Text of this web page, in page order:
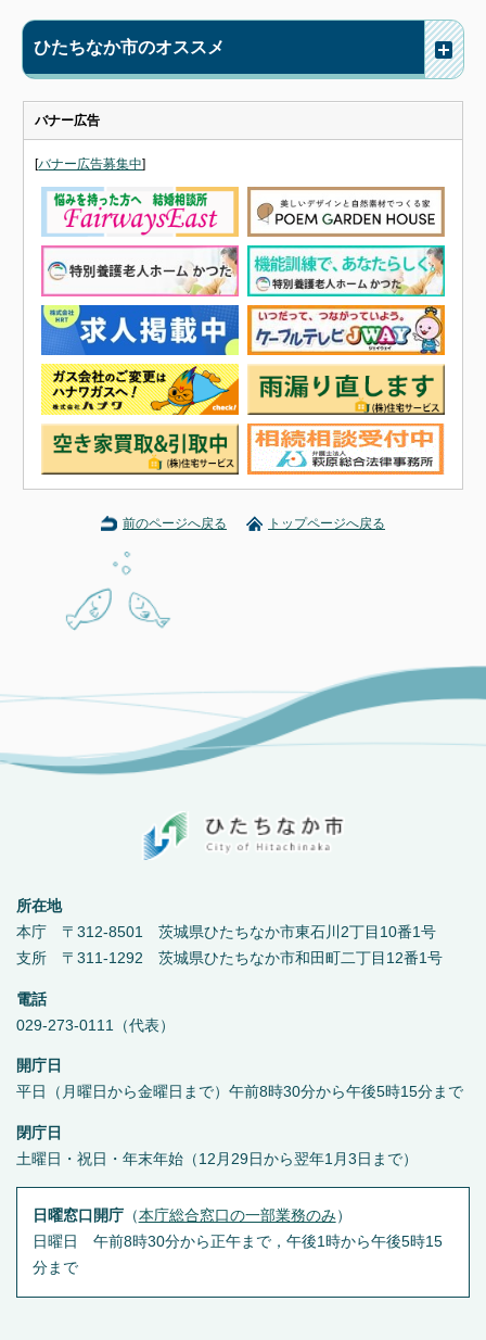
ひたちなか市のオススメ
バナー広告
[バナー広告募集中]
前のページへ戻る トップページへ戻る
所在地
本庁 〒312-8501 茨城県ひたちなか市東石川2丁目10番1号
支所 〒311-1292 茨城県ひたちなか市和田町二丁目12番1号
電話
029-273-0111（代表）
開庁日
平日（月曜日から金曜日まで）午前8時30分から午後5時15分まで
閉庁日
土曜日・祝日・年末年始（12月29日から翌年1月3日まで）
日曜窓口開庁（本庁総合窓口の一部業務のみ ）
日曜日 午前8時30分から正午まで，午後1時から午後5時15
分まで